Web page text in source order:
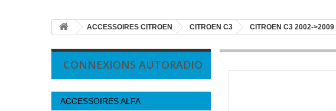
ACCESSOIRES CITROEN CITROEN C3 CITROEN C3 2002->2009
CONNEXIONS AUTORADIO
ACCESSOIRES ALFA